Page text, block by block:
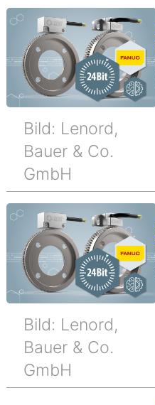
Bild: Lenord,
Bauer & Co.
GmbH
Bild: Lenord,
Bauer & Co.
GmbH